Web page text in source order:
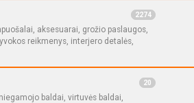
2274
aksesuarai, grožio paslaugos,
reikmenys, interjero detalės,
20
baldai, virtuvės baldai,